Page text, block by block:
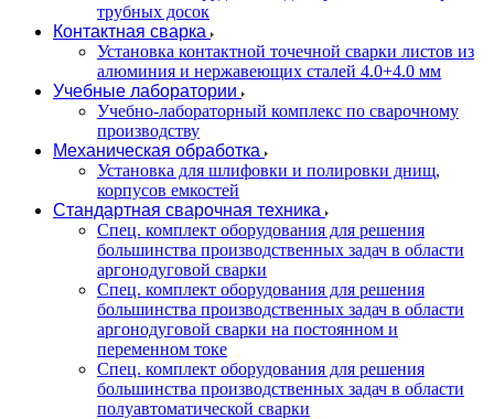
трубных досок
Контактная сварка
Установка контактной точечной сварки листов из
алюминия и нержавеющих сталей 4.0+4.0 мм
Учебные лаборатории
Учебно-лабораторный комплекс по сварочному
производству
Механическая обработка
Установка для шлифовки и полировки днищ,
корпусов емкостей
Стандартная сварочная техника
Спец. комплект оборудования для решения
большинства производственных задач в области
аргонодуговой сварки
Спец. комплект оборудования для решения
большинства производственных задач в области
аргонодуговой сварки на постоянном и
переменном токе
Спец. комплект оборудования для решения
большинства производственных задач в области
полуавтоматической сварки